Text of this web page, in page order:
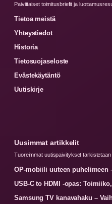
Paivittaiset toimitusbriefit ja
Tietoa meistä
Yhteystiedot
Historia
Tietosuojaseloste
Evästekäytäntö
Uutiskirje
Uusimmat artikkelit
Tuoreimmat uutispaivitykset
OP-mobiili uuteen puhelimeen
USB-C to HDMI -opas:
Samsung TV kanavahaku –